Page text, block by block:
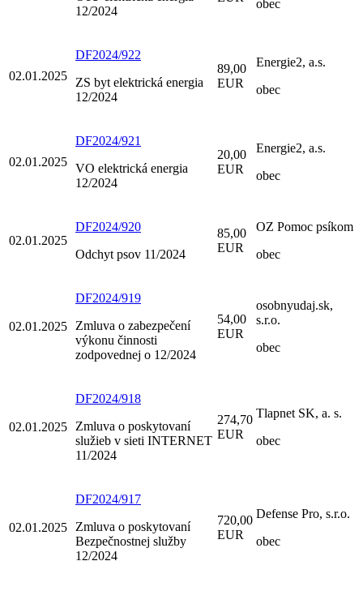
12/2024
obec
02.01.2025
DF2024/922
ZS byt elektrická energia
12/2024
89,00
EUR
Energie2, a.s.
obec
02.01.2025
DF2024/921
VO elektrická energia
12/2024
20,00
EUR
Energie2, a.s.
obec
02.01.2025
DF2024/920
Odchyt psov 11/2024
85,00
EUR
OZ Pomoc psíkom
obec
02.01.2025
DF2024/919
Zmluva o zabezpečení
výkonu činnosti
zodpovednej o 12/2024
54,00
EUR
osobnyudaj.sk,
s.r.o.
obec
02.01.2025
DF2024/918
Zmluva o poskytovaní
služieb v sieti INTERNET
11/2024
274,70
EUR
Tlapnet SK, a. s.
obec
02.01.2025
DF2024/917
Zmluva o poskytovaní
Bezpečnostnej služby
12/2024
720,00
EUR
Defense Pro, s.r.o.
obec